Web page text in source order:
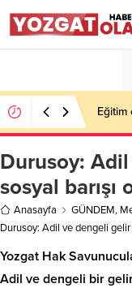
Eğitim
Durusoy: Adil
sosyal
Anasayfa GÜNDEM,
Durusoy: Adil ve dengeli gelir
Yozgat Hak
Adil ve dengeli bir gelir